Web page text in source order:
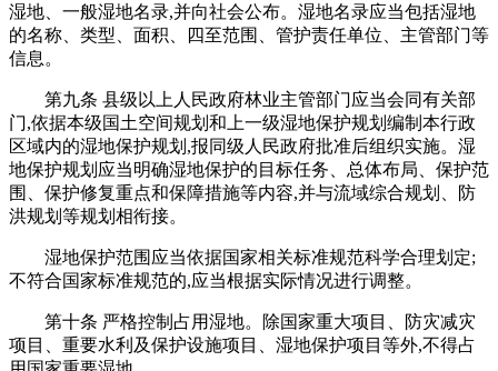
湿地、一般湿地名录,并向社会公布。湿地名录应当包括湿地
的名称、类型、面积、四至范围、管护责任单位、主管部门等
信息。
第九条 县级以上人民政府林业主管部门应当会同有关部
门,依据本级国土空间规划和上一级湿地保护规划编制本行政
区域内的湿地保护规划,报同级人民政府批准后组织实施。湿
地保护规划应当明确湿地保护的目标任务、总体布局、保护范
围、保护修复重点和保障措施等内容,并与流域综合规划、防
洪规划等规划相衔接。
湿地保护范围应当依据国家相关标准规范科学合理划定;
不符合国家标准规范的,应当根据实际情况进行调整。
第十条 严格控制占用湿地。除国家重大项目、防灾减灾
项目、重要水利及保护设施项目、湿地保护项目等外,不得占